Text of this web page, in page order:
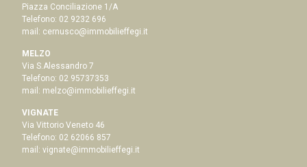
Piazza Conciliazione 1/A
Telefono: 02 9232 696
mail: cernusco@immobilieffegi.it
MELZO
Via S.Alessandro 7
Telefono: 02 95737353
mail: melzo@immobilieffegi.it
VIGNATE
Via Vittorio Veneto 46
Telefono: 02 62066 857
mail:vignate@immobilieffegi.it